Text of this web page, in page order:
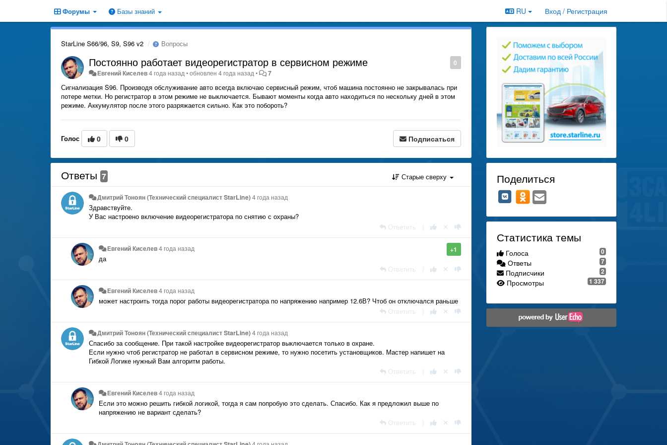
Форумы Базы знаний RU Вход / Регистрация
StarLine S66/96, S9, S96 v2 Вопросы
0
Постоянно работает видеорегистратор в сервисном режиме
Евгений Киселев4 года назад•обновлен4 года назад• 7
Сигнализация S96. Производя обслуживание авто всегда включаю сервисный режим, чтоб машина постоянно не закрывалась при
потере метки. Но регистратор в этом режиме не выключается. Бывают моменты когда авто находиться по нескольку дней в этом
режиме. Аккумулятор после этого разряжается сильно. Как это побороть?
Голос 0 0 Подписаться
Ответы 7 Старые сверху
Дмитрий Тонoян (Технический специалист StarLine)4 года назад
Здравствуйте.
У Вас настроено включение видеорегистратора по снятию с охраны?
Ответить
+1
Евгений Киселев4 года назад
да
Ответить
Евгений Киселев4 года назад
может настроить тогда порог работы видеорегистратора по напряжению например 12.6В? Чтоб он отключался раньше
Ответить
Дмитрий Тонoян (Технический специалист StarLine)4 года назад
Спасибо за сообщение. При такой настройке видеорегистратор выключается только в охране.
Если нужно чтоб регистратор не работал в сервисном режиме, то нужно посетить установщиков. Мастер напишет на
Гибкой Логике нужный Вам алгоритм работы.
Ответить
Евгений Киселев4 года назад
Если это можно решить гибкой логикой, тогда я сам попробую это сделать. Спасибо. Как я предложил выше по
напряжению не вариант сделать?
Ответить
Поделиться
Статистика темы
0
Голоса
7
Ответы
2
Подписчики
1 337
Просмотры